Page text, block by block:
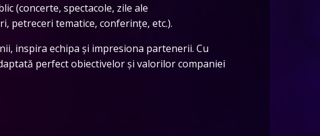
(concerte, spectacole, zile ale
petreceri tematice, conferințe, etc.).
inspira echipa și impresiona partenerii. Cu
perfect obiectivelor și valorilor companiei